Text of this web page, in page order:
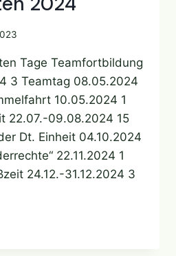
Tage Teamfortbildung
3 Teamtag 08.05.2024
10.05.2024 1
22.07.-09.08.2024 15
Dt. Einheit 04.10.2024
22.11.2024 1
24.12.-31.12.2024 3
2